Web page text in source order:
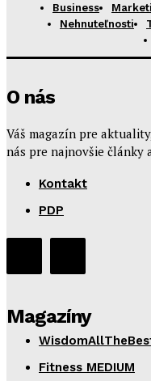
Business
Nehnuteľnosti
O nás
Váš magazín pre
nás pre najnovšie články
Kontakt
PDP
Magazíny
Fitness MEDIUM